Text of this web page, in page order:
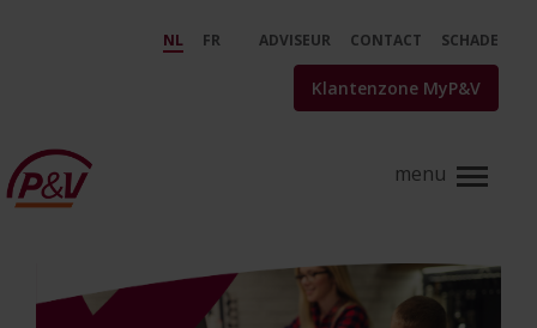
Info corona - P&amp;V
NL FR ADVISEUR CONTACT SCHADE
Klantenzone MyP&V